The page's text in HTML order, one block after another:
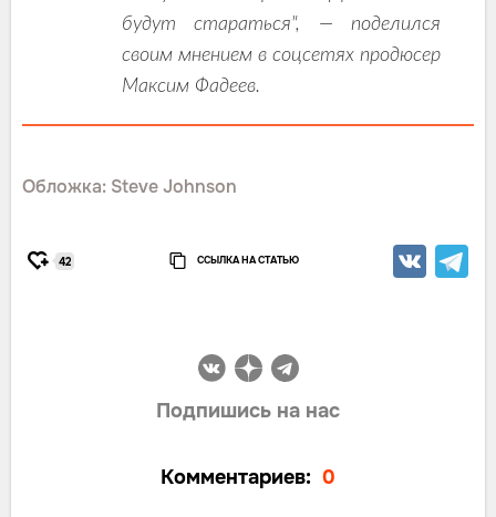
будут стараться", — поделился
своим мнением в соцсетях продюсер
Максим Фадеев.
Обложка: Steve Johnson
42 ССЫЛКА НА СТАТЬЮ
Подпишись на нас
Комментариев: 0